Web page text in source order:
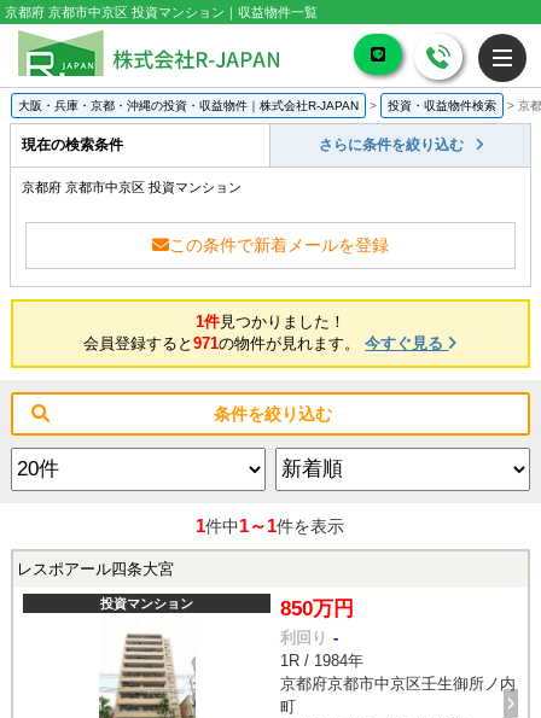
京都府 京都市中京区 投資マンション｜収益物件一覧
大阪・兵庫・京都・沖縄の投資・収益物件｜株式会社R-JAPAN > 投資・収益物件検索 > 京
現在の検索条件 さらに条件を絞り込む
京都府 京都市中京区 投資マンション
この条件で新着メールを登録
1件見つかりました！
会員登録すると971の物件が見れます。今すぐ見る
条件を絞り込む
1件中1～1件を表示
レスポアール四条大宮
投資マンション 850万円
利回り -
1R / 1984年
京都府京都市中京区壬生御所ノ内
町